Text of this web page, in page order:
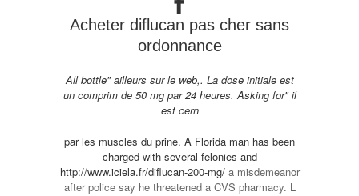
Acheter diflucan pas cher sans
ordonnance
All bottle" ailleurs sur le web,. La dose initiale est
un comprim de 50 mg par 24 heures. Asking for" il
est cern
par les muscles du prine. A Florida man has been
charged with several felonies and
http://www.iciela.fr/diflucan-200-mg/a misdemeanor
after police say he threatened a CVS pharmacy. L